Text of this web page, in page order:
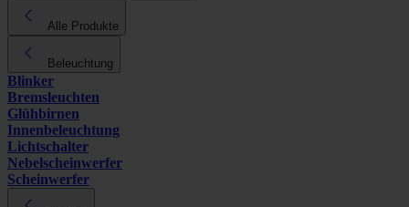
Alle Produkte
Beleuchtung
Blinker
Bremsleuchten
Glühbirnen
Innenbeleuchtung
Lichtschalter
Nebelscheinwerfer
Scheinwerfer